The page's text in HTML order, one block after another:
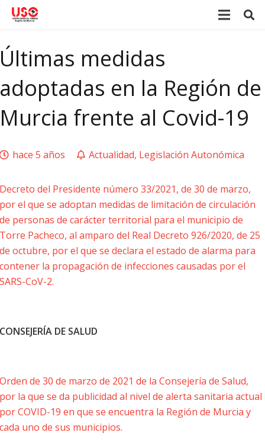
Últimas medidas
adoptadas en la Región de
Murcia frente al Covid-19
hace 5 años Actualidad, Legislación Autonómica
Decreto del Presidente número 33/2021, de 30 de marzo,
por el que se adoptan medidas de limitación de circulación
de personas de carácter territorial para el municipio de
Torre Pacheco, al amparo del Real Decreto 926/2020, de 25
de octubre, por el que se declara el estado de alarma para
contener la propagación de infecciones causadas por el
SARS-CoV-2.
CONSEJERÍA DE SALUD
Orden de 30 de marzo de 2021 de la Consejería de Salud,
por la que se da publicidad al nivel de alerta sanitaria actual
por COVID-19 en que se encuentra la Región de Murcia y
cada uno de sus municipios.